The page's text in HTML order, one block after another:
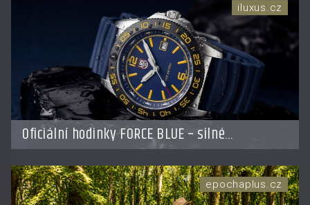
Oficiální hodinky FORCE BLUE – silné
partnerství poháněné účelem
iluxus.cz
epochaplus.cz